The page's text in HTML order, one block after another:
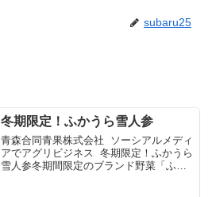
subaru25
冬期限定！ふかうら雪人参
青森合同青果株式会社 ソーシアルメディ
アでアグリビジネス 冬期限定！ふかうら
雪人参冬期間限定のブランド野菜「ふか